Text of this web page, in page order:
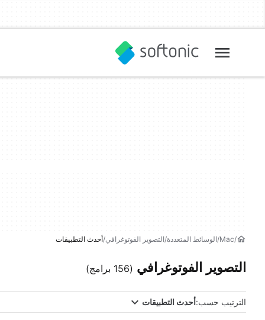
Mac الوسائط المتعددة التصوير الفوتوغرافي أحدث التطبيقات
التصوير الفوتوغرافي (156 برامج)
الترتيب حسب:أحدث التطبيقات